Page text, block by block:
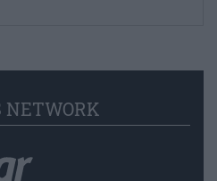
NETWORK